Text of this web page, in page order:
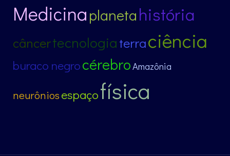
Medicinaplanetahistória
câncertecnologiaterraciência
buraco negrocérebroAmazônia
neurôniosespaçofísica